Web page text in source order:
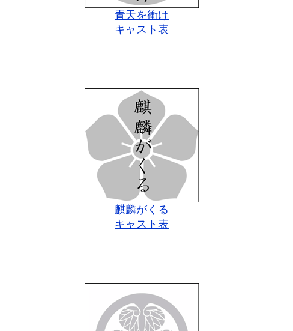
青天を衝け
キャスト表
麒麟がくる
キャスト表